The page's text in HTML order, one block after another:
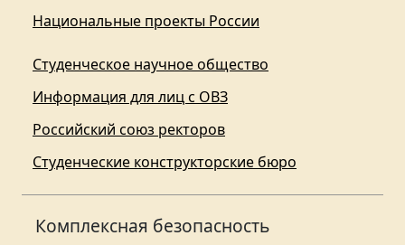
Национальные проекты России
Студенческое научное общество
Информация для лиц с ОВЗ
Российский союз ректоров
Студенческие конструкторские бюро
Комплексная безопасность